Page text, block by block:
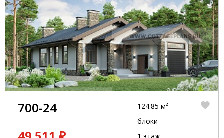
700-24
124.85 м²
блоки
1 этаж